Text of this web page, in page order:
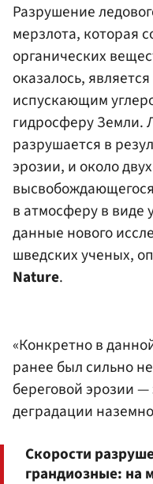
Разрушение
мерзлота, которая
органических
оказалось,
испускающим
гидросферу Земли.
разрушается в
эрозии, и около
в атмосферу в виде
данные нового
шведских ученых,
Nature.
«Конкретно в
ранее был сильно
береговой эрозии
деградации
Скорости
грандиозные: на